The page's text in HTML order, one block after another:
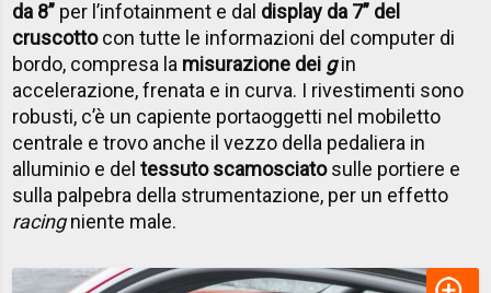
da 8” per l’infotainment e dal display da 7” del
cruscottocon tutte le informazioni del computer di
bordo, compresa la misurazione dei gin
accelerazione, frenata e in curva. I rivestimenti sono
robusti, c’è un capiente portaoggetti nel mobiletto
centrale e trovo anche il vezzo della pedaliera in
alluminio e deltessuto scamosciatosulle portiere e
sulla palpebra della strumentazione, per un effetto
racingniente male.